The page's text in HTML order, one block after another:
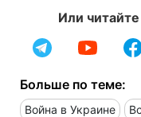
Или
Больше по теме:
Война в Украине